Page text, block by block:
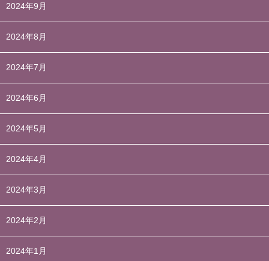
2024年9月
2024年8月
2024年7月
2024年6月
2024年5月
2024年4月
2024年3月
2024年2月
2024年1月